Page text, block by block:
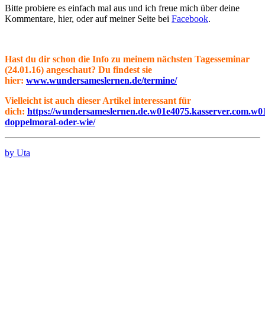
Bitte probiere es einfach mal aus und ich freue mich über deine
Kommentare, hier, oder auf meiner Seite bei Facebook.
Hast du dir schon die Info zu meinem nächsten Tagesseminar
(24.01.16) angeschaut? Du findest sie
hier: www.wundersameslernen.de/termine/
Vielleicht ist auch dieser Artikel interessant für
dich: https://
doppelmoral-oder-wie/
by Uta